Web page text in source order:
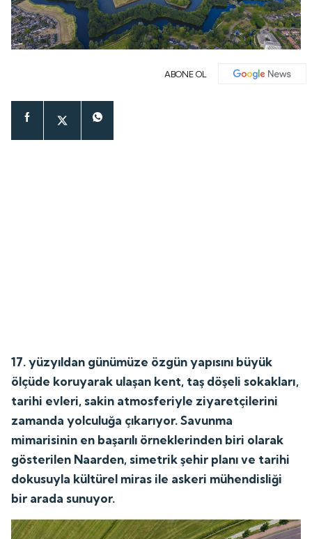
ABONE OL
17. yüzyıldan günümüze özgün yapısını büyük
ölçüde koruyarak ulaşan kent, taş döşeli sokakları,
tarihi evleri, sakin atmosferiyle ziyaretçilerini
zamanda yolculuğa çıkarıyor. Savunma
mimarisinin en başarılı örneklerinden biri olarak
gösterilen Naarden, simetrik şehir planı ve tarihi
dokusuyla kültürel miras ile askeri mühendisliği
bir arada sunuyor.